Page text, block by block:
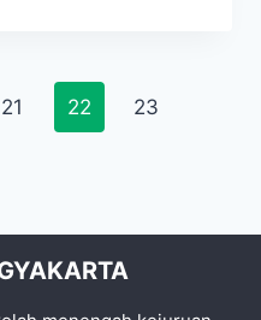
21 22 23